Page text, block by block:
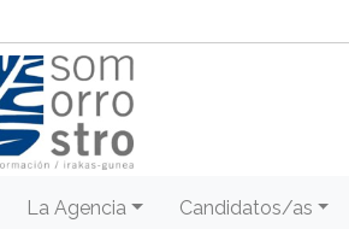
La Agencia Candidatos/as